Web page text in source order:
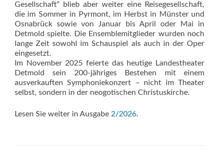
Gesellschaft“ blieb aber weiter eine Reisegesellschaft,
die im Sommer in Pyrmont, im Herbst in Münster und
Osnabrück sowie von Januar bis April oder Mai in
Detmold spielte. Die Ensemblemitglieder wurden noch
lange Zeit sowohl im Schauspiel als auch in der Oper
eingesetzt.
Im November 2025 feierte das heutige Landestheater
Detmold sein 200-jähriges Bestehen mit einem
ausverkauften Symphoniekonzert – nicht im Theater
selbst, sondern in der neogotischen Christuskirche.
Lesen Sie weiter in Ausgabe 2/2026.